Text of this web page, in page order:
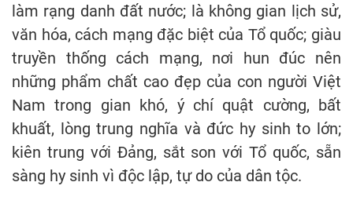
làm rạng danh đất nước; là không gian lịch sử,
văn hóa, cách mạng đặc biệt của Tổ quốc; giàu
truyền thống cách mạng, nơi hun đúc nên
những phẩm chất cao đẹp của con người Việt
Nam trong gian khó, ý chí quật cường, bất
khuất, lòng trung nghĩa và đức hy sinh to lớn;
kiên trung với Đảng, sắt son với Tổ quốc, sẵn
sàng hy sinh vì độc lập, tự do của dân tộc.